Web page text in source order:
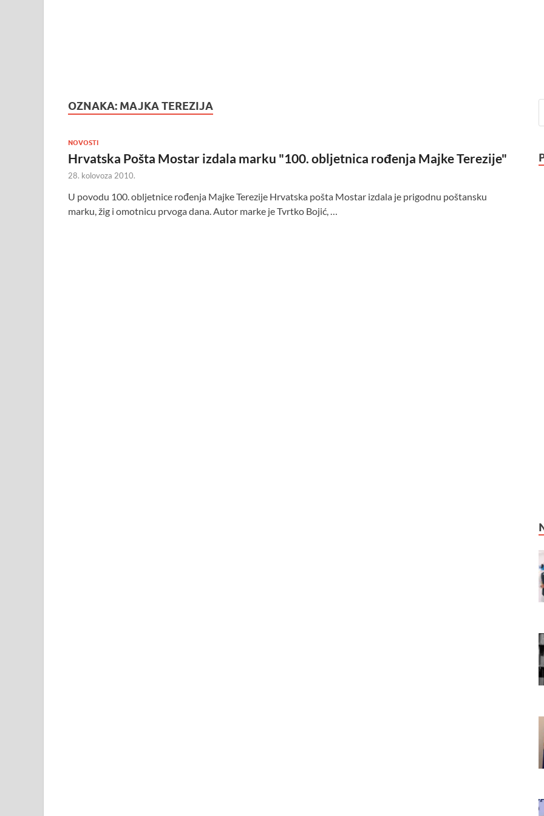
OZNAKA: MAJKA TEREZIJA
NOVOSTI
Hrvatska Pošta Mostar izdala marku "100. obljetnica rođenja Majke Terezije"
28. kolovoza 2010.
U povodu 100. obljetnice rođenja Majke Terezije Hrvatska pošta Mostar izdala je prigodnu poštansku
marku, žig i omotnicu prvoga dana. Autor marke je Tvrtko Bojić, …